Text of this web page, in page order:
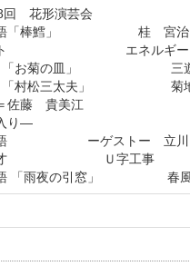
回 花形演芸会
「棒鱈」 桂 宮治
ト エネルギー
「お菊の皿」 三遊
曲 「村松三太
佐藤 貴美江
り―
ーゲストー 立
才 Ｕ字工事
「雨夜の引窓」 春風